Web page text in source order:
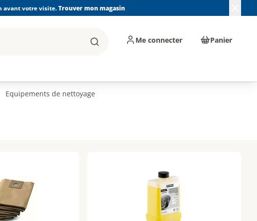
avant votre visite.Trouver mon magasin
Rechercher
Me connecter Panier
Equipements de nettoyage